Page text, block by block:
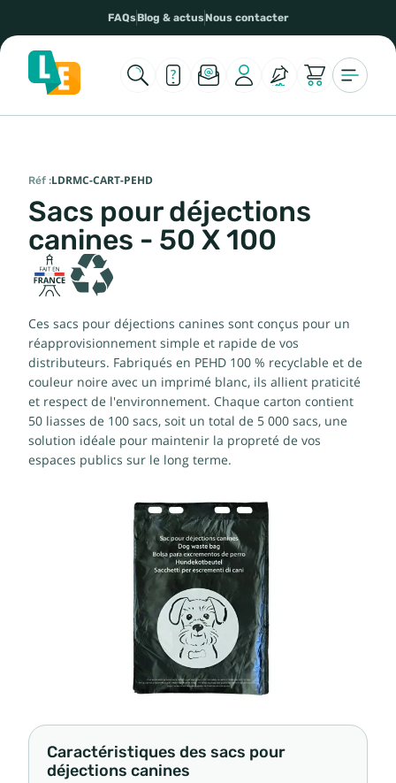
FAQsBlog & actusNous contacter
Réf :LDRMC-CART-PEHD
Sacs pour déjections
canines - 50 X 100
Ces sacs pour déjections canines sont conçus pour un
réapprovisionnement simple et rapide de vos
distributeurs. Fabriqués en PEHD 100 % recyclable et de
couleur noire avec un imprimé blanc, ils allient praticité
et respect de l'environnement. Chaque carton contient
50 liasses de 100 sacs, soit un total de 5 000 sacs, une
solution idéale pour maintenir la propreté de vos
espaces publics sur le long terme.
Caractéristiques des sacs pour
déjections canines